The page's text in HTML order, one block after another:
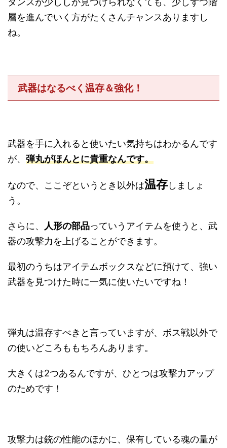
層を進んでいく方がたくさんチャンスありますし
ね。
武器はなるべく温存＆強化！
武器を手に入れると使いたい気持ちはわかるんです
が、 弾丸がほんとに貴重なんです。
なので、ここぞというとき以外は温存しましょ
う。
さらに、 人形の部品っていうアイテムを使うと、武
器の攻撃力を上げることができます。
最初のうちはアイテムボックスなどに預けて、強い
武器を見つけた時に一気に使いたいですね！
弾丸は温存すべきと言っていますが、ボス戦以外で
の使いどころももちろんあります。
大きくは2つあるんですが、ひとつは攻撃力アップ
のためです！
攻撃力は銃の性能のほかに、保有している魂の量が